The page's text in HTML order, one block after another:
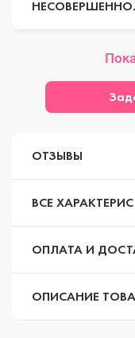
ОТЗЫВЫ
ВСЕ
ОПЛАТА И
ОПИСАНИЕ